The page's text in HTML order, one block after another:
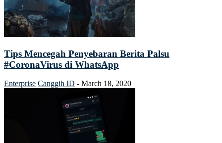
Tips Mencegah Penyebaran Berita Palsu
#CoronaVirus di WhatsApp
Enterprise Canggih ID - March 18, 2020